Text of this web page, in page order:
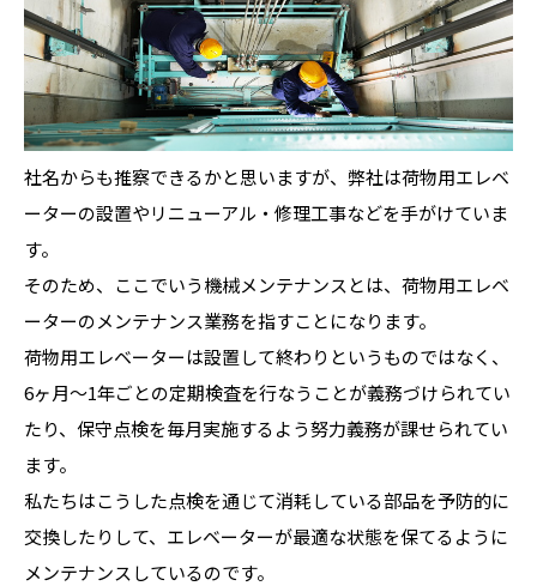
社名からも推察できるかと思いますが、弊社は荷物用エレベ
ーターの設置やリニューアル・修理工事などを手がけていま
す。
そのため、ここでいう機械メンテナンスとは、荷物用エレベ
ーターのメンテナンス業務を指すことになります。
荷物用エレベーターは設置して終わりというものではなく、
6ヶ月～1年ごとの定期検査を行なうことが義務づけられてい
たり、保守点検を毎月実施するよう努力義務が課せられてい
ます。
私たちはこうした点検を通じて消耗している部品を予防的に
交換したりして、エレベーターが最適な状態を保てるように
メンテナンスしているのです。